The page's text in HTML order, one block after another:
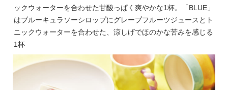
ックウォーターを合わせた甘酸っぱく爽やかな1杯。「BLUE」
はブルーキュラソーシロップにグレープフルーツジュースとト
ニックウォーターを合わせた、涼しげでほのかな苦みを感じる
1杯